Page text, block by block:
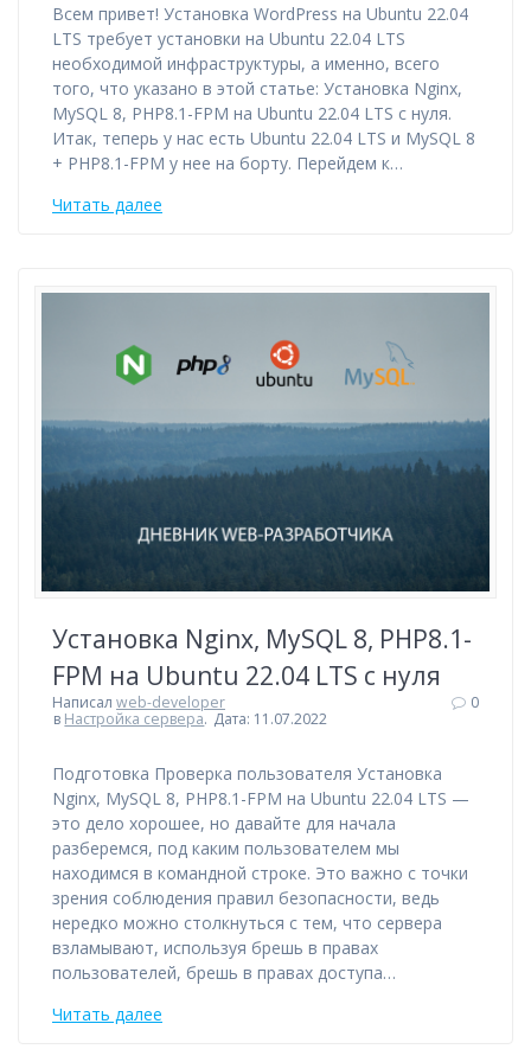
Всем привет! Установка WordPress на Ubuntu 22.04
LTS требует установки на Ubuntu 22.04 LTS
необходимой инфраструктуры, а именно, всего
того, что указано в этой статье: Установка Nginx,
MySQL 8, PHP8.1-FPM на Ubuntu 22.04 LTS с нуля.
Итак, теперь у нас есть Ubuntu 22.04 LTS и MySQL 8
+ PHP8.1-FPM у нее на борту. Перейдем к…
Читать далее
Установка Nginx, MySQL 8, PHP8.1-
FPM на Ubuntu 22.04 LTS с нуля
Написал web-developer
в Настройка сервера. Дата: 11.07.2022
0
Подготовка Проверка пользователя Установка
Nginx, MySQL 8, PHP8.1-FPM на Ubuntu 22.04 LTS —
это дело хорошее, но давайте для начала
разберемся, под каким пользователем мы
находимся в командной строке. Это важно с точки
зрения соблюдения правил безопасности, ведь
нередко можно столкнуться с тем, что сервера
взламывают, используя брешь в правах
пользователей, брешь в правах доступа…
Читать далее